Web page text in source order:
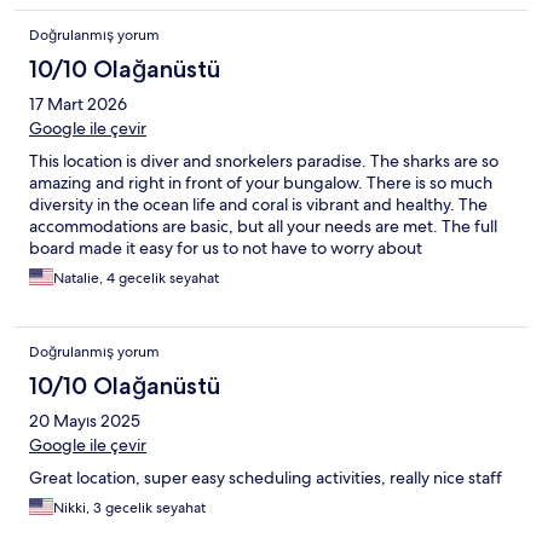
Doğrulanmış yorum
10/10 Olağanüstü
17 Mart 2026
Google ile çevir
This location is diver and snorkelers paradise. The sharks are so
amazing and right in front of your bungalow. There is so much
diversity in the ocean life and coral is vibrant and healthy. The
accommodations are basic, but all your needs are met. The full
board made it easy for us to not have to worry about
meals/grocery shopping/cooking/dishes. We were able to
maximize our time in the water. We absolutely loved our stay
Natalie, 4 gecelik seyahat
Doğrulanmış yorum
10/10 Olağanüstü
20 Mayıs 2025
Google ile çevir
Great location, super easy scheduling activities, really nice staff
Nikki, 3 gecelik seyahat